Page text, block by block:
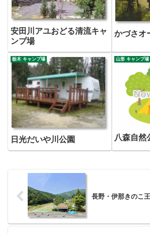
安田川アユおどる清流キャ
ンプ場
かづさオ
栃木 キャンプ場
日光だいや川公園
山形 キャンプ場
八森自然
長野・伊那きのこ